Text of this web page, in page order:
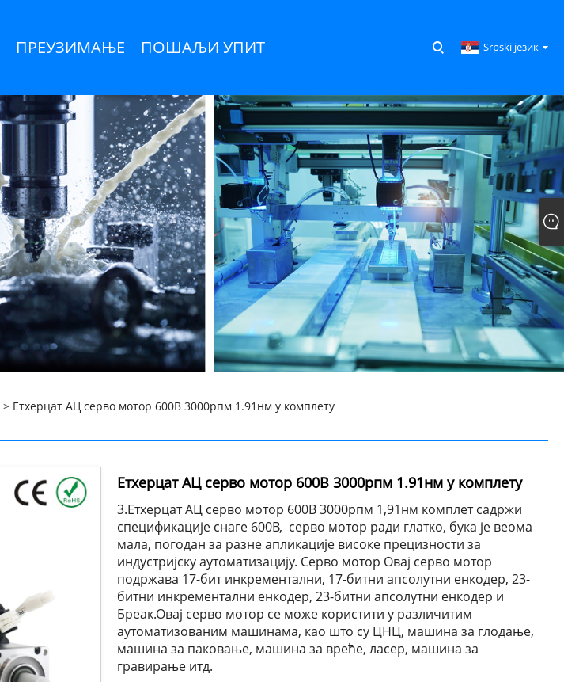
ПРЕУЗИМАЊЕ ПОШАЉИ УПИТ Srpski језик
> Етхерцат АЦ серво мотор 600В 3000рпм 1.91нм у комплету
Етхерцат АЦ серво мотор 600В 3000рпм 1.91нм у комплету
3.Етхерцат АЦ серво мотор 600В 3000рпм 1,91нм комплет садржи
спецификације снаге 600В, серво мотор ради глатко, бука је веома
мала, погодан за разне апликације високе прецизности за
индустријску аутоматизацију. Серво мотор Овај серво мотор
подржава 17-бит инкрементални, 17-битни апсолутни енкодер, 23-
битни инкрементални енкодер, 23-битни апсолутни енкодер и
Бреак.Овај серво мотор се може користити у различитим
аутоматизованим машинама, као што су ЦНЦ, машина за глодање,
машина за паковање, машина за вреће, ласер, машина за
гравирање итд.